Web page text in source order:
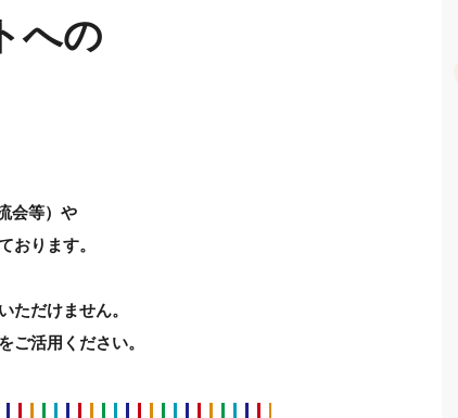
への
会等）や
おります。
ただけません。
ご活用ください。